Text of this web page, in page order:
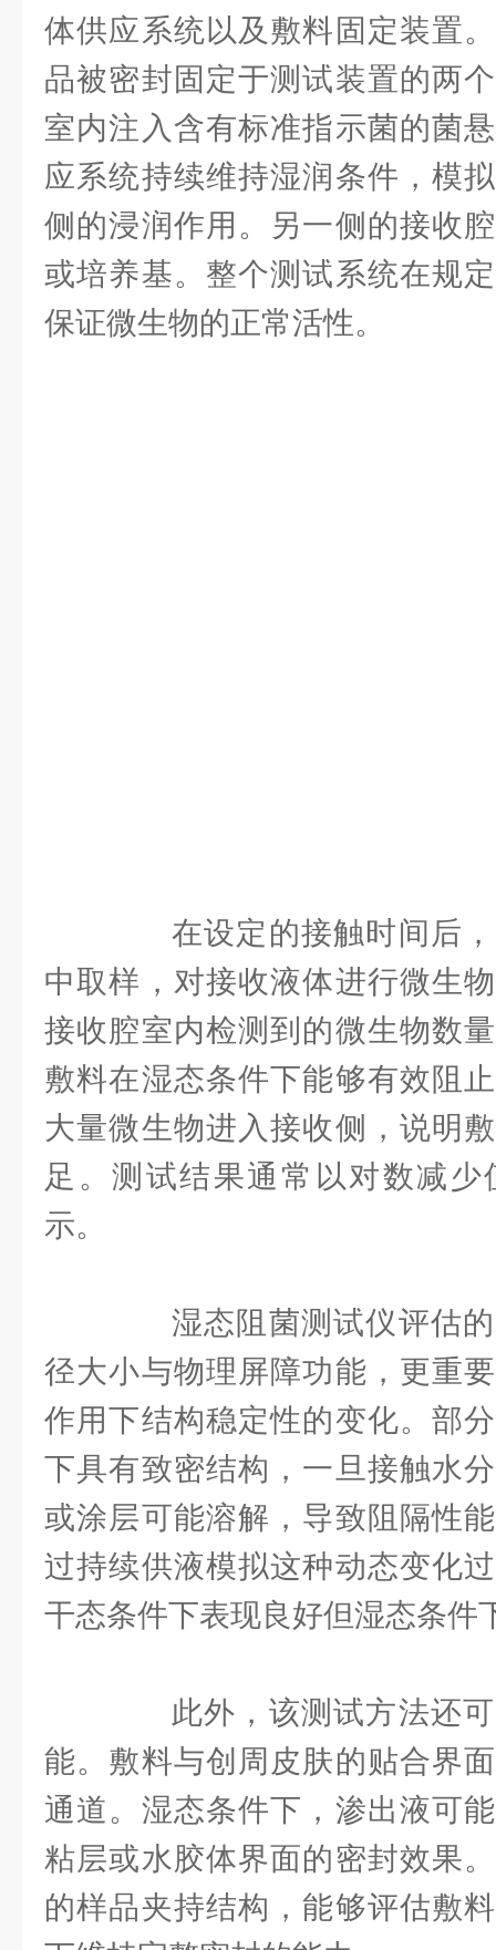
体供应系统以及敷料固定装置
品被密封固定于测试装置的两
室内注入含有标准指示菌的菌
应系统持续维持湿润条件，模
侧的浸润作用。另一侧的接收
或培养基。整个测试系统在规
保证微生物的正常活性。
在设定的接触时间后，
中取样，对接收液体进行微生
接收腔室内检测到的微生物数
敷料在湿态条件下能够有效阻
大量微生物进入接收侧，说明
足。测试结果通常以对数减
示。
湿态阻菌测试仪评估的
径大小与物理屏障功能，更重
作用下结构稳定性的变化。部
下具有致密结构，一旦接触水
或涂层可能溶解，导致阻隔性
过持续供液模拟这种动态变化
干态条件下表现良好但湿态条件
此外，该测试方法还可
能。敷料与创周皮肤的贴合界
通道。湿态条件下，渗出液可
粘层或水胶体界面的密封效果
的样品夹持结构，能够评估敷